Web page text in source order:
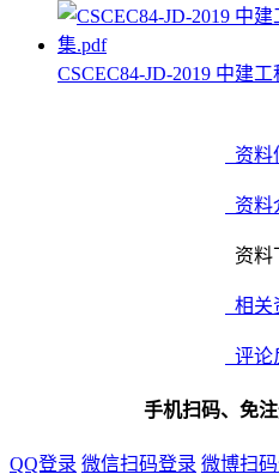
CSCEC84-JD-2019 中建
资料
资料
资料
相关
评论
手机扫码、免
QQ登录 微信扫码登录 微博扫